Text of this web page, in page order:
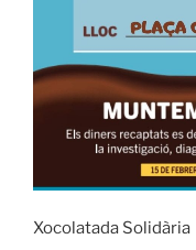
Xocolatada Solidària